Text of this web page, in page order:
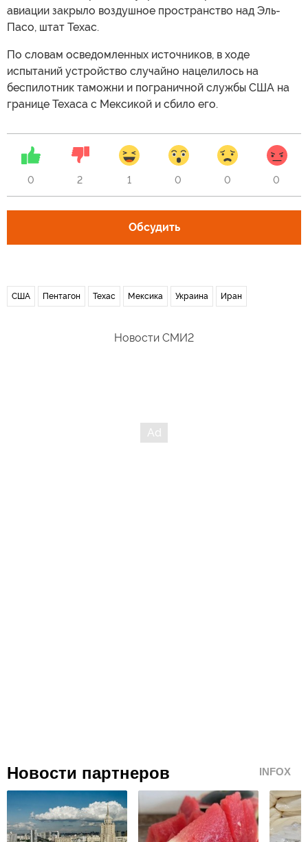
авиации закрыло воздушное пространство над Эль-
Пасо, штат Техас.
По словам осведомленных источников, в ходе
испытаний устройство случайно нацелилось на
беспилотник таможни и пограничной службы США на
границе Техаса с Мексикой и сбило его.
0 2 1 0 0 0
Обсудить
США Пентагон Техас Мексика Украина Иран
Новости СМИ2
Новости партнеров INFOX